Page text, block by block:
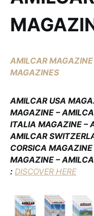
AMILCAR
MAGAZINES
AMILCAR USA
MAGAZINE –
ITALIA MAGAZINE –
AMILCAR
CORSICA
MAGAZINE –
: DISCOVER HERE